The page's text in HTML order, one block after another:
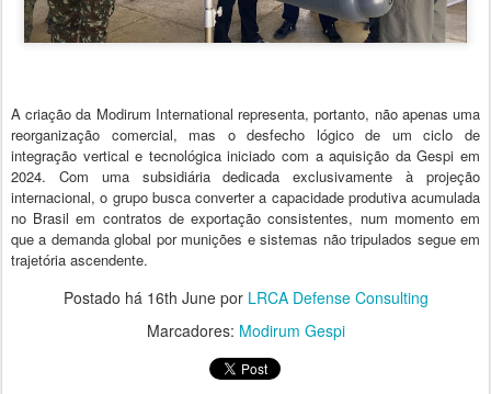
A criação da Modirum International representa, portanto, não apenas uma
reorganização comercial, mas o desfecho lógico de um ciclo de
integração vertical e tecnológica iniciado com a aquisição da Gespi em
2024. Com uma subsidiária dedicada exclusivamente à projeção
internacional, o grupo busca converter a capacidade produtiva acumulada
no Brasil em contratos de exportação consistentes, num momento em
que a demanda global por munições e sistemas não tripulados segue em
trajetória ascendente.
Postado há 16th Junepor LRCA Defense Consulting
Marcadores: Modirum Gespi